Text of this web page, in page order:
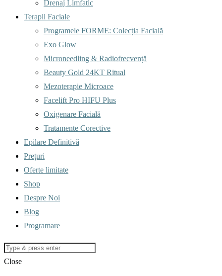
Drenaj Limfatic
Terapii Faciale
Programele FORME: Colecția Facială
Exo Glow
Microneedling & Radiofrecvență
Beauty Gold 24KT Ritual
Mezoterapie Microace
Facelift Pro HIFU Plus
Oxigenare Facială
Tratamente Corective
Epilare Definitivă
Prețuri
Oferte limitate
Shop
Despre Noi
Blog
Programare
Close